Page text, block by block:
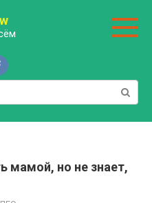
мамой, но не знает,